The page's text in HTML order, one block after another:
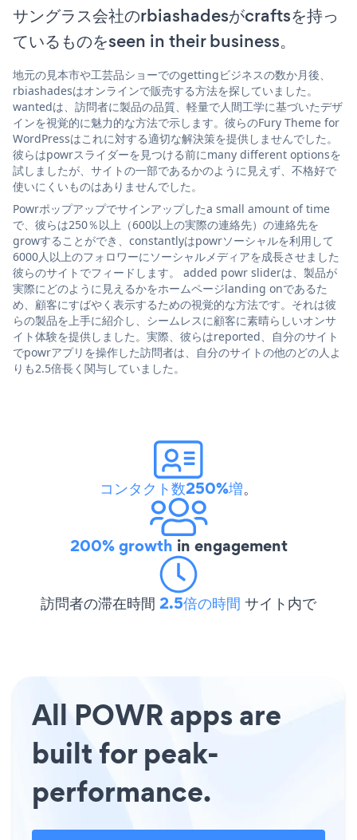
サングラス会社のrbiashadesがcraftsを持っ
ているものをseen in their business。
地元の見本市や工芸品ショーでのgettingビジネスの数か月後、
rbiashadesはオンラインで販売する方法を探していました。
wantedは、訪問者に製品の品質、軽量で人間工学に基づいたデザ
インを視覚的に魅力的な方法で示します。彼らのFury Theme for
WordPressはこれに対する適切な解決策を提供しませんでした。
彼らはpowrスライダーを見つける前にmany different optionsを
試しましたが、サイトの一部であるかのように見えず、不格好で
使いにくいものはありませんでした。
Powrポップアップでサインアップしたa small amount of time
で、彼らは250％以上（600以上の実際の連絡先）の連絡先を
growすることができ、constantlyはpowrソーシャルを利用して
6000人以上のフォロワーにソーシャルメディアを成長させました
彼らのサイトでフィードします。 added powr sliderは、製品が
実際にどのように見えるかをホームページlanding onであるた
め、顧客にすばやく表示するための視覚的な方法です。それは彼
らの製品を上手に紹介し、シームレスに顧客に素晴らしいオンサ
イト体験を提供しました。実際、彼らはreported、自分のサイト
でpowrアプリを操作した訪問者は、自分のサイトの他のどの人よ
りも2.5倍長く関与していました。
コンタクト数250%増。
200% growth in engagement
訪問者の滞在時間 2.5倍の時間 サイト内で
All POWR apps are
built for peak-
performance.